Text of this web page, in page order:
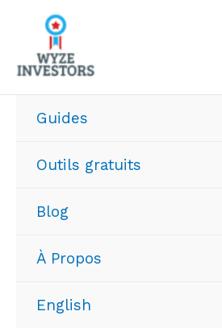
contenu
Guides
Outils gratuits
Blog
À Propos
English